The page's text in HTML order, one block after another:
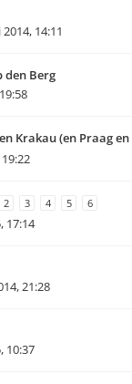
14:11
den Berg
Krakau (en Praag en
2 3 4 5 6
17:14
21:28
10:37